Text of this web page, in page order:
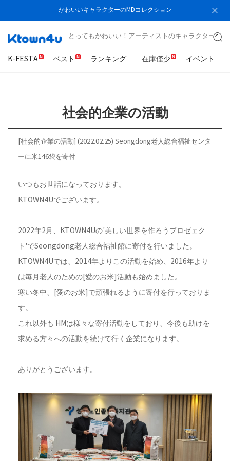
かわいいキャラクターのMDコレクション
K-FESTA ベスト ランキング 在庫僅少 イベント
社会的企業の活動
[社会的企業の活動] (2022.02.25) Seongdong老人総合福祉センタ
ーに米146袋を寄付
いつもお世話になっております。
KTOWN4Uでございます。
2022年2月、KTOWN4Uの'美しい世界を作ろうプロゼェク
ト'でSeongdong老人総合福祉館に寄付を行いました。
KTOWN4Uでは、2014年よりこの活動を始め、2016年より
は毎月老人のための[愛のお米]活動も始めました。
寒い冬中、[愛のお米]で頑張れるように寄付を行っておりま
す。
これ以外も HMは様々な寄付活動をしており、今後も助けを
求める方々への活動を続けて行く企業になります。
ありがとうございます。